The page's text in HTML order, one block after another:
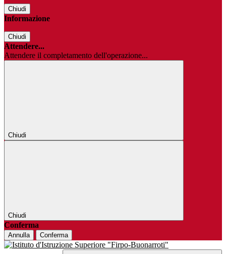
Chiudi
Informazione
Chiudi
Attendere...
Attendere il completamento dell'operazione...
Chiudi
Chiudi
Conferma
Annulla Conferma